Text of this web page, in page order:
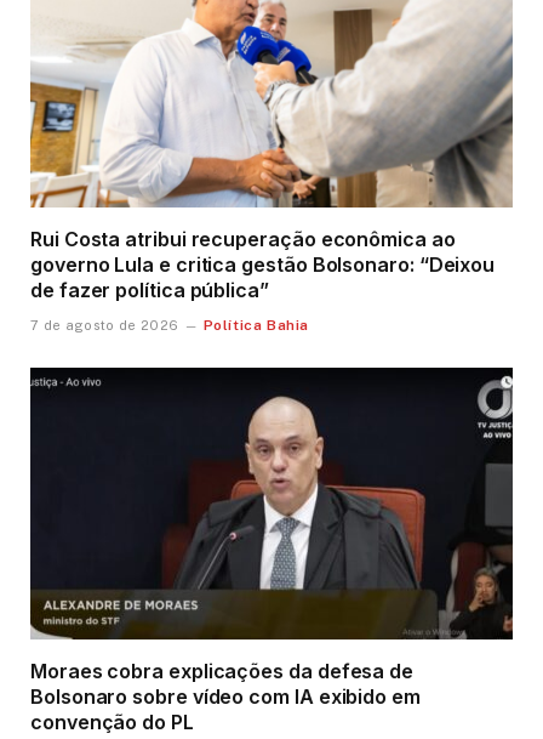
Rui Costa atribui recuperação econômica ao
governo Lula e critica gestão Bolsonaro: “Deixou
de fazer política pública”
7 de agosto de 2026 Política Bahia
Moraes cobra explicações da defesa de
Bolsonaro sobre vídeo com IA exibido em
convenção do PL